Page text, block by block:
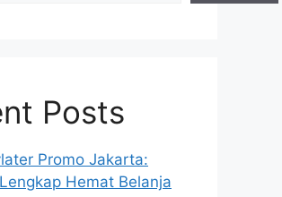
Posts
Promo Jakarta:
Hemat Belanja